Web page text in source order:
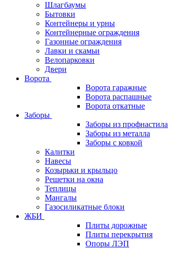
Шлагбаумы
Бытовки
Контейнеры и урны
Контейнерные ограждения
Газонные ограждения
Лавки и скамьи
Велопарковки
Двери
Ворота
Ворота гаражные
Ворота распашные
Ворота откатные
Заборы
Заборы из профнастила
Заборы из металла
Заборы с ковкой
Калитки
Навесы
Козырьки и крыльцо
Решетки на окна
Теплицы
Мангалы
Газосиликатные блоки
ЖБИ
Плиты дорожные
Плиты перекрытия
Опоры ЛЭП